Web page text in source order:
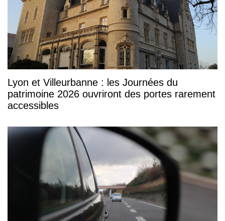
Lyon et Villeurbanne : les Journées du
patrimoine 2026 ouvriront des portes rarement
accessibles